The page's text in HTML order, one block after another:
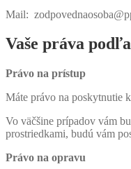
Mail:
Vaše práva
Právo na prístup
Máte právo na poskytnutie
Vo väčšine prípadov vám
prostriedkami, budú vám
Právo na opravu